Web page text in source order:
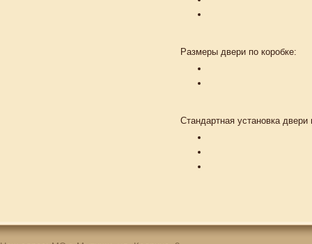
Размеры двери по коробке:
Стандартная установка